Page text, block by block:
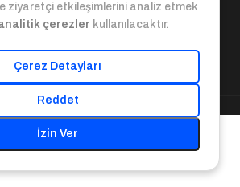
Ventures. All Rights Reserved.
ziyaretçi etkileşimlerini analiz etmek
çerezler kullanılacaktır.
Çerez Detayları
Reddet
İzin Ver